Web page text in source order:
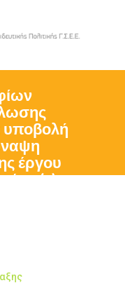
υποβολή
έργου
ένα (1)